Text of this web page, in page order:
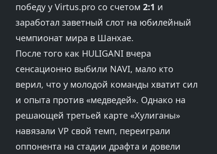
победу у Virtus.pro со счетом 2:1 и
заработал заветный слот на юбилейный
чемпионат мира в Шанхае.
После того как HULIGANI вчера
сенсационно выбили NAVI, мало кто
верил, что у молодой команды хватит сил
и опыта против «медведей». Однако на
решающей третьей карте «Хулиганы»
навязали VP свой темп, переиграли
оппонента на стадии драфта и довели